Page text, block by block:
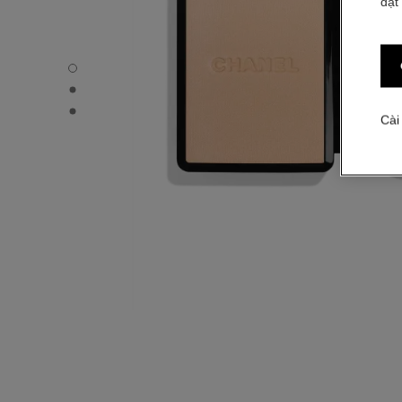
VITALUMIÈRE COMPACT DOUCEUR - Chế độ xem mặc
VITALUMIÈRE COMPACT DOUCEUR - Hình ảnh khác - 1
VITALUMIÈRE COMPACT DOUCEUR - Xem kết cấu cơ bản